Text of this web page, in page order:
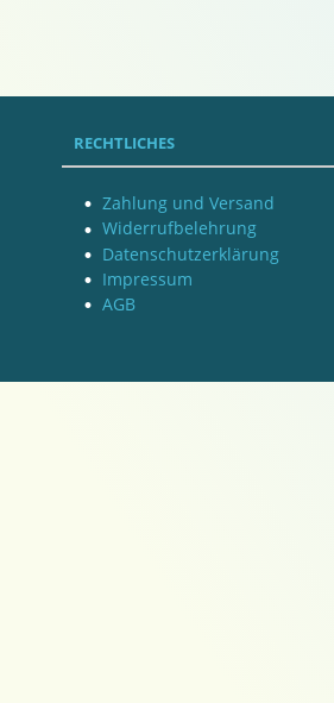
RECHTLICHES
Zahlung und Versand
Widerrufbelehrung
Datenschutzerklärung
Impressum
AGB